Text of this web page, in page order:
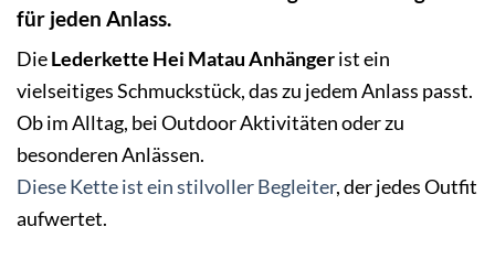
für jeden Anlass.
DieLederkette Hei Matau Anhängerist ein
vielseitiges Schmuckstück, das zu jedem Anlass passt.
Ob im Alltag, bei Outdoor Aktivitäten oder zu
besonderen Anlässen.
Diese Kette ist ein stilvoller Begleiter, der jedes Outfit
aufwertet.